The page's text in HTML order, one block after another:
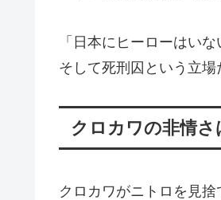
「日本にヒーローはい
そして死刑囚という立場
クロカワの非情
クロカワがニトロを見